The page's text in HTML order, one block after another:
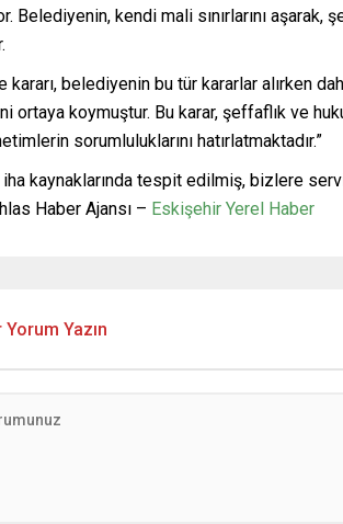
Belediyenin, kendi mali sınırlarını
kararı, belediyenin bu tür kararlar alırken
ortaya koymuştur. Bu karar, şeffaflık ve
sorumluluklarını hatırlatmaktadır.”
iha kaynaklarında tespit edilmiş, bizlere
Haber Ajansı – Eskişehir Yerel Haber
Yorum Yazın